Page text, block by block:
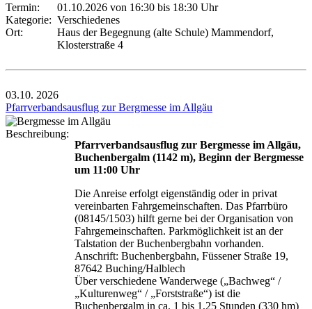
Termin:
01.10.2026 von 16:30 bis 18:30 Uhr
Kategorie: Verschiedenes
Ort:
Haus der Begegnung (alte Schule) Mammendorf,
Klosterstraße 4
03.10. 2026
Pfarrverbandsausflug zur Bergmesse im Allgäu
Beschreibung:
Pfarrverbandsausflug zur Bergmesse im Allgäu,
Buchenbergalm (1142 m), Beginn der Bergmesse
um 11:00 Uhr
Die Anreise erfolgt eigenständig oder in privat
vereinbarten Fahrgemeinschaften. Das Pfarrbüro
(08145/1503) hilft gerne bei der Organisation von
Fahrgemeinschaften. Parkmöglichkeit ist an der
Talstation der Buchenbergbahn vorhanden.
Anschrift: Buchenbergbahn, Füssener Straße 19,
87642 Buching/Halblech
Über verschiedene Wanderwege („Bachweg“ /
„Kulturenweg“ / „Forststraße“) ist die
Buchenbergalm in ca. 1 bis 1,25 Stunden (330 hm)